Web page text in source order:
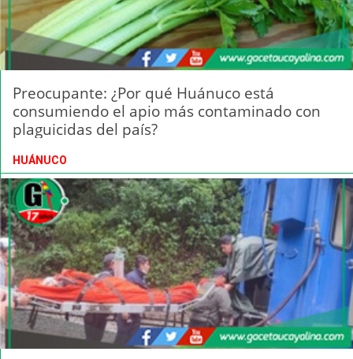
Preocupante: ¿Por qué Huánuco está
consumiendo el apio más contaminado con
plaguicidas del país?
HUÁNUCO